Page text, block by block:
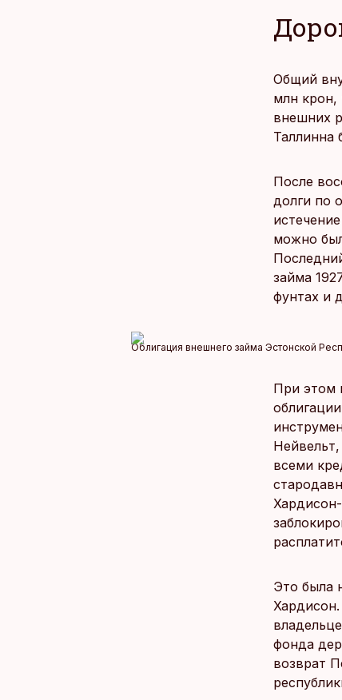
Общий
млн крон,
внешних
Таллинна
После
долги по
можно
займа
фунтах и
Облигация внешнего займа Эстонской
При этом
всеми
Это была
фонда
возврат